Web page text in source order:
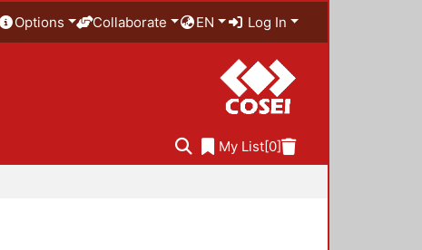
Options Collaborate EN Log In
My List[0]